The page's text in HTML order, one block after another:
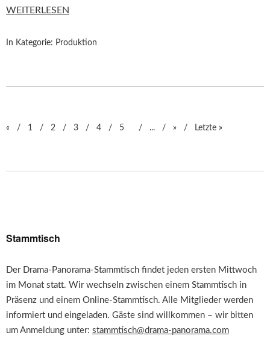
WEITERLESEN
In Kategorie: Produktion
« 1 2 3 4 5 ... » Letzte »
Stammtisch
Der Drama-Panorama-Stammtisch findet jeden ersten Mittwoch
im Monat statt. Wir wechseln zwischen einem Stammtisch in
Präsenz und einem Online-Stammtisch. Alle Mitglieder werden
informiert und eingeladen. Gäste sind willkommen – wir bitten
um Anmeldung unter: stammtisch@drama-panorama.com